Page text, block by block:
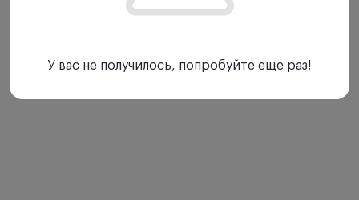
Введение
У вас не получилось, попробуйте еще раз!